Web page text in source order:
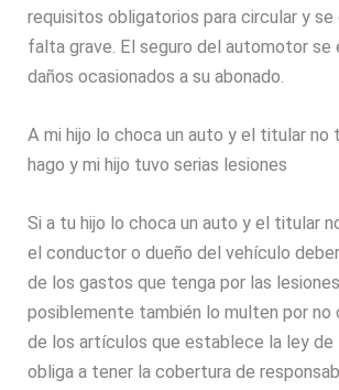
requisitos obligatorios para circular y se
falta grave. El seguro del automotor se
daños ocasionados a su abonado.
A mi hijo lo choca un auto y el titular no
hago y mi hijo tuvo serias lesiones
Si a tu hijo lo choca un auto y el titular
el conductor o dueño del vehículo
de los gastos que tenga por las
posiblemente también lo multen por no
de los artículos que establece la ley de
obliga a tener la cobertura de